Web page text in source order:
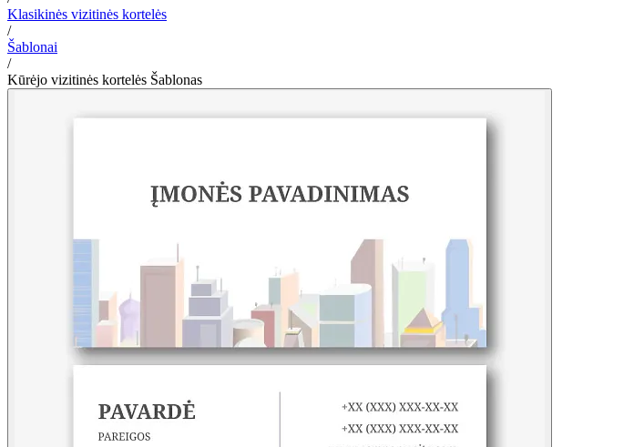
Klasikinės vizitinės kortelės
/
Šablonai
/
Kūrėjo vizitinės kortelės Šablonas